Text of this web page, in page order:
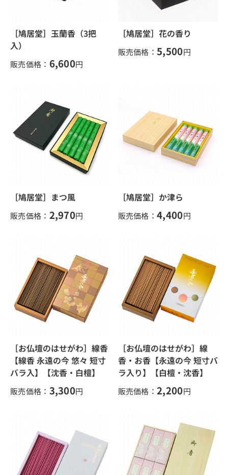
［鳩居堂］玉蘭香（3把
入）
販売価格： 6,600円
［鳩居堂］花の香り
販売価格： 5,500円
［鳩居堂］まつ風
販売価格： 2,970円
［鳩居堂］か津ら
販売価格： 4,400円
［お仏壇のはせがわ］線香
【線香 永遠の今 悠々 短寸
バラ入】【沈香・白檀】
販売価格： 3,300円
［お仏壇のはせがわ］線
香・お香【永遠の今 短寸バ
ラ入り】【白檀・沈香】
販売価格： 2,200円